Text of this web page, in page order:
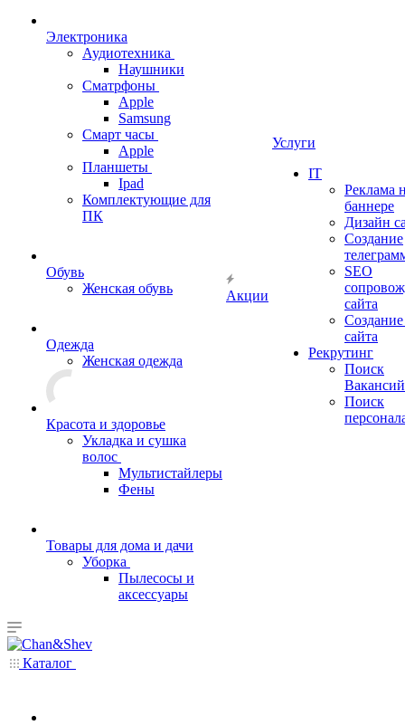
Электроника
Аудиотехника
Наушники
Сматрфоны
Apple
Samsung
Смарт часы
Apple
Планшеты
Ipad
Комплектующие для
ПК
Обувь
Женская обувь
Одежда
Женская одежда
Красота и здоровье
Укладка и сушка
волос
Мультистайлеры
Фены
Товары для дома и дачи
Уборка
Пылесосы и
аксессуары
Акции
Услуги
IT
Реклама
баннере
Дизайн
Создание
SEO
сайта
сайта
Рекрутинг
Поиск
Вакансий
Поиск
Каталог